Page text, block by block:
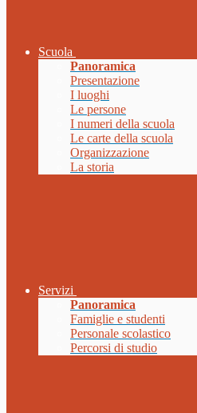
Scuola
Panoramica
Presentazione
I luoghi
Le persone
I numeri della scuola
Le carte della scuola
Organizzazione
La storia
Servizi
Panoramica
Famiglie e studenti
Personale scolastico
Percorsi di studio